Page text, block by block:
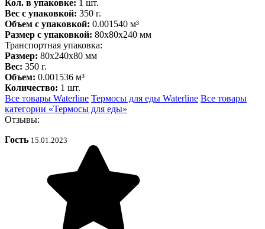
Кол. в упаковке: 1 шт.
Вес с упаковкой: 350 г.
Объем с упаковкой: 0.001540 м³
Размер с упаковкой: 80x80x240 мм
Транспортная упаковка:
Размер: 80x240x80 мм
Вес: 350 г.
Объем: 0.001536 м³
Количество: 1 шт.
Все товары Waterline Термосы для еды Waterline Все товары
категории «Термосы для еды»
Отзывы:
Гость 15.01.2023